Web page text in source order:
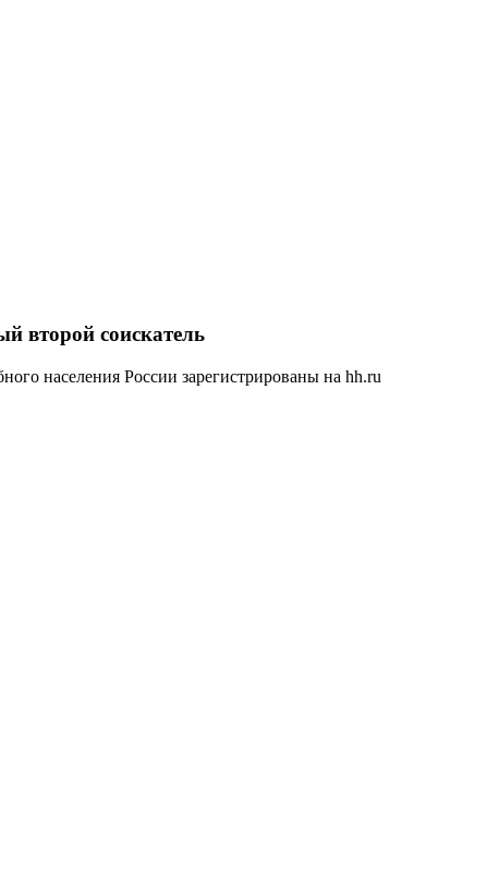
второй соискатель
населения России зарегистрированы на hh.ru